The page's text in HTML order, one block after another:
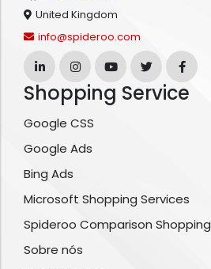
United Kingdom
info@spideroo.com
Shopping Service
Google CSS
Google Ads
Bing Ads
Microsoft Shopping Services
Spideroo Comparison Shopping
Sobre nós